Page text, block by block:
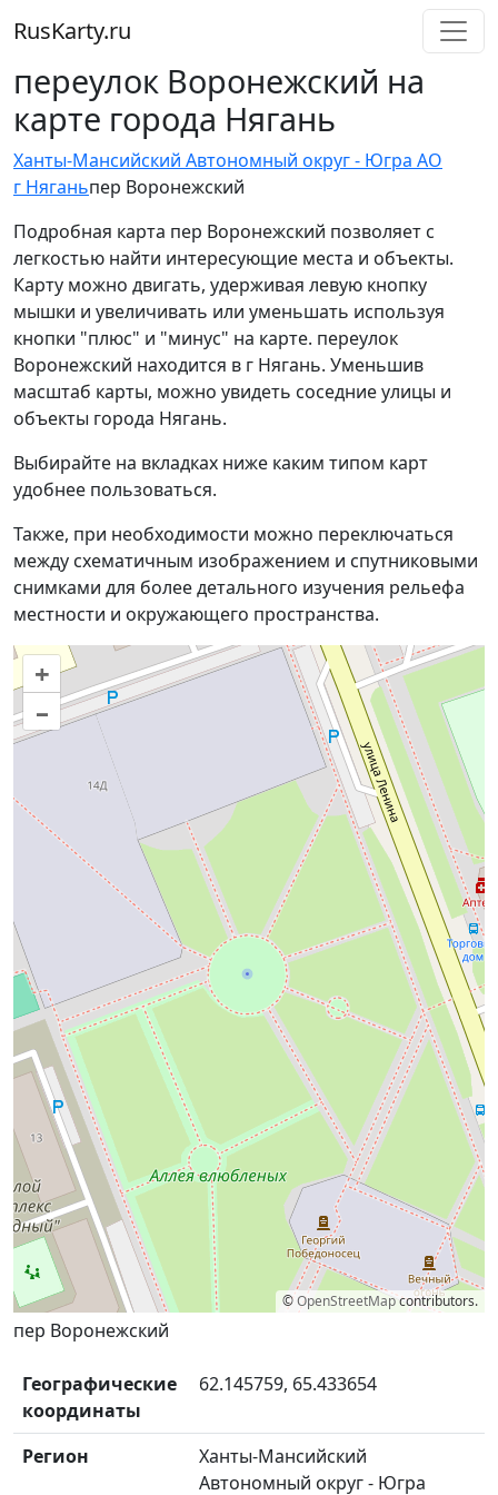
RusKarty.ru
переулок Воронежский на
карте города Нягань
Ханты-Мансийский Автономный округ - Югра АО
г Няганьпер Воронежский
Подробная карта пер Воронежский позволяет с
легкостью найти интересующие места и объекты.
Карту можно двигать, удерживая левую кнопку
мышки и увеличивать или уменьшать используя
кнопки "плюс" и "минус" на карте. переулок
Воронежский находится в г Нягань. Уменьшив
масштаб карты, можно увидеть соседние улицы и
объекты города Нягань.
Выбирайте на вкладках ниже каким типом карт
удобнее пользоваться.
Также, при необходимости можно переключаться
между схематичным изображением и спутниковыми
снимками для более детального изучения рельефа
местности и окружающего пространства.
+
–
©OpenStreetMapcontributors.
пер Воронежский
Географические
координаты
62.145759, 65.433654
Регион
Ханты-Мансийский
Автономный округ - Югра